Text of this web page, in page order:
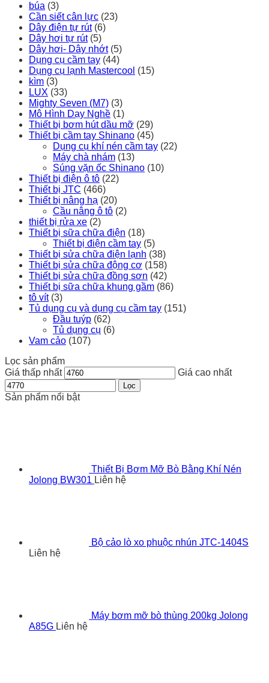
búa (3)
Cần siết cân lực (23)
Dây điện tự rút (6)
Dây hơi tự rút (5)
Dây hơi- Dây nhớt (5)
Dụng cụ cầm tay (44)
Dụng cụ lạnh Mastercool (15)
kìm (3)
LUX (33)
Mighty Seven (M7) (3)
Mô Hình Dạy Nghề (1)
Thiết bị bơm hút dầu mỡ (29)
Thiết bị cầm tay Shinano (45)
Dụng cụ khí nén cầm tay (22)
Máy chà nhám (13)
Súng vặn ốc Shinano (10)
Thiết bị điện ô tô (22)
Thiết bị JTC (466)
Thiết bị nâng hạ (20)
Cầu nâng ô tô (2)
thiết bị rửa xe (2)
Thiết bị sữa chữa điện (18)
Thiết bị điện cầm tay (5)
Thiết bị sửa chữa điện lạnh (38)
Thiết bị sửa chữa động cơ (158)
Thiết bị sửa chữa đồng sơn (42)
Thiết bị sữa chữa khung gầm (86)
tô vít (3)
Tủ dụng cụ và dụng cụ cầm tay (151)
Đầu tuýp (62)
Tủ dụng cụ (6)
Vam cảo (107)
Lọc sản phẩm
Giá thấp nhất
Giá cao nhất
Lọc
Sản phẩm nổi bật
Thiết Bị Bơm Mỡ Bò Bằng Khí Nén
Jolong BW301 Liên hệ
Bộ cảo lò xo phuộc nhún JTC-1404S
Liên hệ
Máy bơm mỡ bò thùng 200kg Jolong
A85G Liên hệ